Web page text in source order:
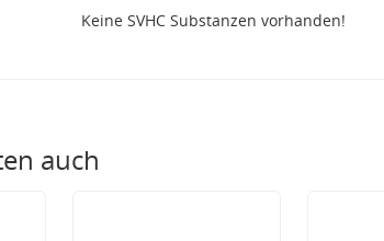
Keine SVHC Substanzen vorhanden!
auch